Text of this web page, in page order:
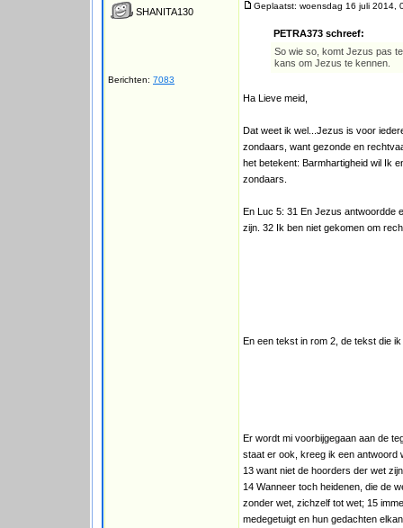
SHANITA130
Berichten: 7083
Geplaatst: woensdag 16 juli 2014,
PETRA373 schreef:
So wie so, komt Jezus pas
kans om Jezus te kennen.
Ha Lieve meid,
Dat weet ik wel...Jezus is voor
zondaars, want gezonde en
het betekent: Barmhartigheid wil Ik
zondaars.
En Luc 5: 31 En Jezus antwoordde
zijn. 32 Ik ben niet gekomen om
En een tekst in rom 2, de tekst die
Er wordt mi voorbijgegaan aan de
staat er ook, kreeg ik een antwoord
13 want niet de hoorders der wet
14 Wanneer toch heidenen, die de
zonder wet, zichzelf tot wet; 15
medegetuigt en hun gedachten